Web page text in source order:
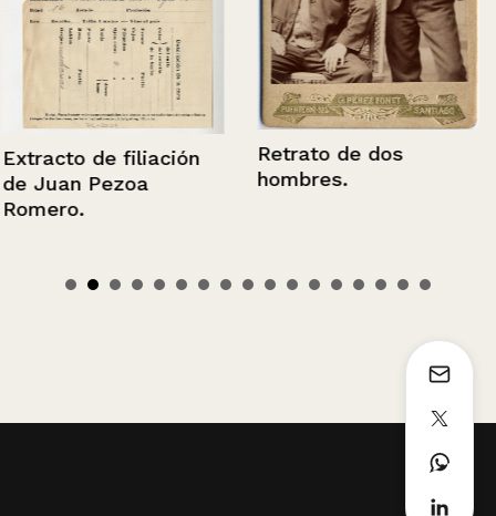
Extracto de filiación
de Juan Pezoa
Romero.
Retrato de dos
hombres.